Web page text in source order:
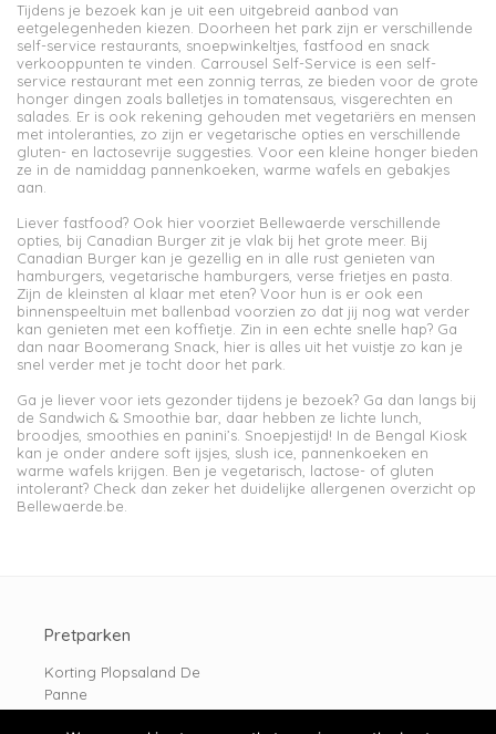
Tijdens je bezoek kan je uit een uitgebreid aanbod van
eetgelegenheden kiezen. Doorheen het park zijn er verschillende
self-service restaurants, snoepwinkeltjes, fastfood en snack
verkooppunten te vinden. Carrousel Self-Service is een self-
service restaurant met een zonnig terras, ze bieden voor de grote
honger dingen zoals balletjes in tomatensaus, visgerechten en
salades. Er is ook rekening gehouden met vegetariërs en mensen
met intoleranties, zo zijn er vegetarische opties en verschillende
gluten- en lactosevrije suggesties. Voor een kleine honger bieden
ze in de namiddag pannenkoeken, warme wafels en gebakjes
aan.
Liever fastfood? Ook hier voorziet Bellewaerde verschillende
opties, bij Canadian Burger zit je vlak bij het grote meer. Bij
Canadian Burger kan je gezellig en in alle rust genieten van
hamburgers, vegetarische hamburgers, verse frietjes en pasta.
Zijn de kleinsten al klaar met eten? Voor hun is er ook een
binnenspeeltuin met ballenbad voorzien zo dat jij nog wat verder
kan genieten met een koffietje. Zin in een echte snelle hap? Ga
dan naar Boomerang Snack, hier is alles uit het vuistje zo kan je
snel verder met je tocht door het park.
Ga je liever voor iets gezonder tijdens je bezoek? Ga dan langs bij
de Sandwich & Smoothie bar, daar hebben ze lichte lunch,
broodjes, smoothies en panini’s. Snoepjestijd! In de Bengal Kiosk
kan je onder andere soft ijsjes, slush ice, pannenkoeken en
warme wafels krijgen. Ben je vegetarisch, lactose- of gluten
intolerant? Check dan zeker het duidelijke allergenen overzicht op
Bellewaerde.be.
Pretparken
Korting Plopsaland De
Panne